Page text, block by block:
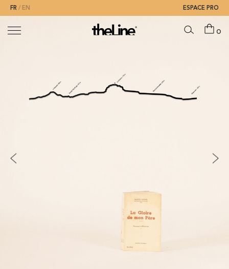
FR EN ESPACE PRO
0